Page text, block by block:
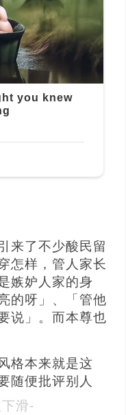
来了不少酸民留
怎样，管人家长
嫉妒人家的身
的呀」、「管他
说」。而本尊也
格本来就是这
随便批评别人
滑-